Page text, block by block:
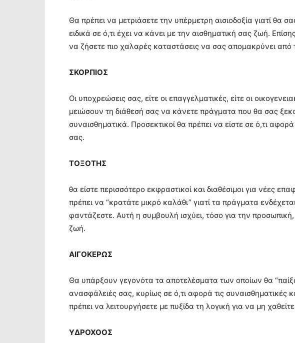
Θα πρέπει να μετριάσετε την υπέρμετρη αισιοδοξία γιατί θα
ειδικά σε ό,τι έχει να κάνει με την αισθηματική σας ζωή.
να ζήσετε πιο χαλαρές καταστάσεις να σας απομακρύνει από
ΣΚΟΡΠΙΟΣ
Οι υποχρεώσεις σας, είτε οι επαγγελματικές, είτε οι
μειώσουν τη διάθεσή σας να κάνετε πράγματα που θα σας
συναισθηματικά. Προσεκτικοί θα πρέπει να είστε σε ό,τι
σας.
ΤΟΞΟΤΗΣ
θα είστε περισσότερο εκφραστικοί και διαθέσιμοι για νέες
πρέπει να “κρατάτε μικρό καλάθι” γιατί τα πράγματα
φαντάζεστε. Αυτή η συμβουλή ισχύει, τόσο για την
ζωή.
ΑΙΓΟΚΕΡΩΣ
Θα υπάρξουν γεγονότα τα αποτελέσματα των οποίων θα
ανασφάλειές σας, κυρίως σε ό,τι αφορά τις συναισθηματικές
πρέπει να λειτουργήσετε με πυξίδα τη λογική για να μη
ΥΔΡΟΧΟΟΣ